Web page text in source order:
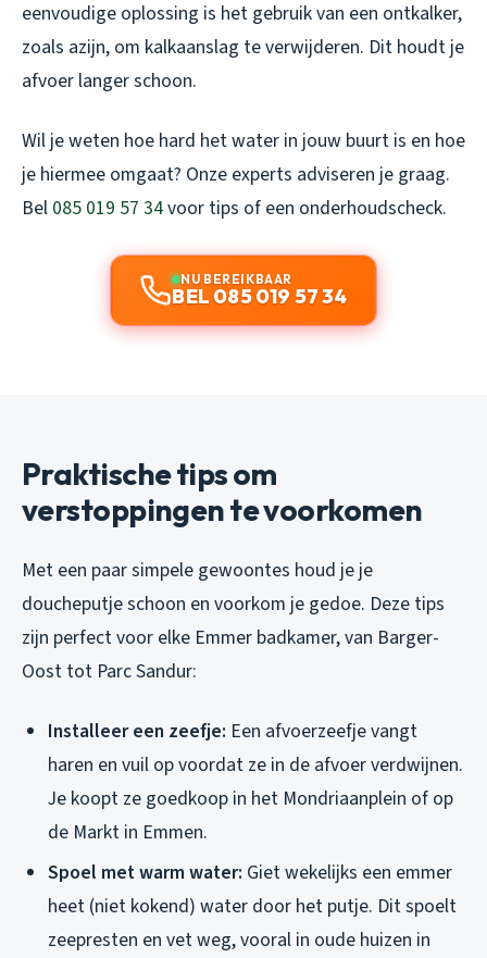
eenvoudige oplossing is het gebruik van een ontkalker,
zoals azijn, om kalkaanslag te verwijderen. Dit houdt je
afvoer langer schoon.
Wil je weten hoe hard het water in jouw buurt is en hoe
je hiermee omgaat? Onze experts adviseren je graag.
Bel 085 019 57 34voor tips of een onderhoudscheck.
NU BEREIKBAAR
BEL 085 019 57 34
Praktische tips om
verstoppingen te voorkomen
Met een paar simpele gewoontes houd je je
doucheputje schoon en voorkom je gedoe. Deze tips
zijn perfect voor elke Emmer badkamer, van Barger-
Oost tot Parc Sandur:
Installeer een zeefje: Een afvoerzeefje vangt
haren en vuil op voordat ze in de afvoer verdwijnen.
Je koopt ze goedkoop in het Mondriaanplein of op
de Markt in Emmen.
Spoel met warm water: Giet wekelijks een emmer
heet (niet kokend) water door het putje. Dit spoelt
zeepresten en vet weg, vooral in oude huizen in